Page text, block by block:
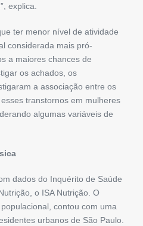
explica.
ter menor nível de atividade
considerada mais pró-
a maiores chances de
os achados, os
a associação entre os
transtornos em mulheres
algumas variáveis ​​de
dados do Inquérito de Saúde
o ISA Nutrição. O
contou com uma
urbanos de São Paulo.